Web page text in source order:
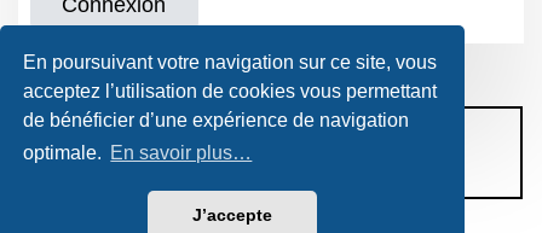
En poursuivant votre navigation sur ce site, vous
acceptez l’utilisation de cookies vous permettant
de bénéficier d’une expérience de navigation
optimale. En savoir plus…
J’accepte
CONDITIONS D’UTILISATION
POLITIQUE DE VIE PRIVÉE